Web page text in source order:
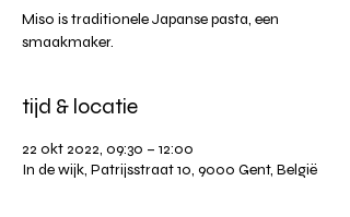
Miso is traditionele Japanse pasta, een
smaakmaker.
tijd & locatie
22 okt 2022, 09:30 – 12:00
In de wijk, Patrijsstraat 10, 9000 Gent, België